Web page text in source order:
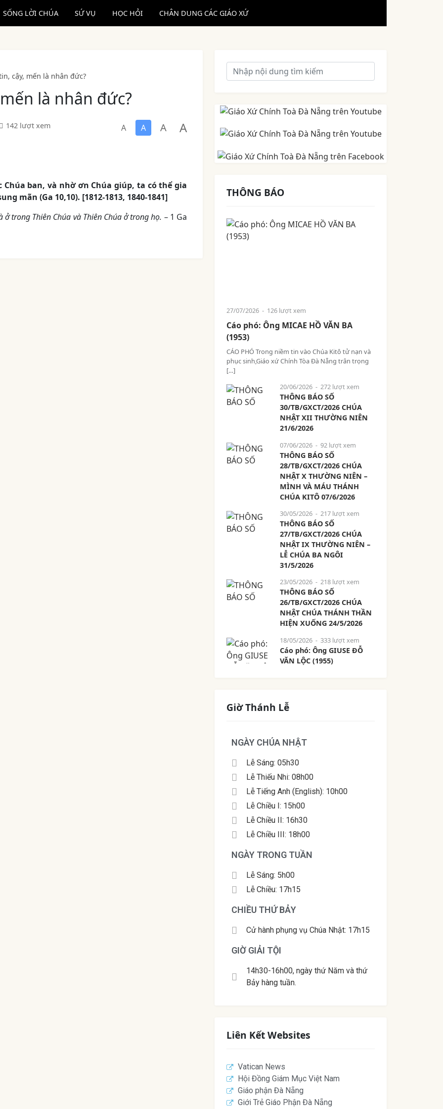
SỐNG LỜI CHÚA SỨ VỤ HỌC HỎI CHÂN DUNG CÁC GIÁO XỨ
cậy, mến là nhân đức?
là nhân đức?
142 lượt xem A A A A
ban, và nhờ ơn Chúa giúp, ta có thể gia
mãn (Ga 10,10). [1812-1813, 1840-1841]
trong Thiên Chúa và Thiên Chúa ở trong họ. – 1 Ga
THÔNG BÁO
27/07/2026 - 126 lượt xem
Cáo phó: Ông MICAE HỒ VĂN BA
(1953)
CÁO PHÓ Trong niềm tin vào Chúa Kitô tử nạn và
phục sinh,Giáo xứ Chính Tòa Đà Nẵng trân trọng
[…]
20/06/2026- 272 lượt xem
THÔNG BÁO SỐ
30/TB/GXCT/2026 CHÚA
NHẬT XII THƯỜNG NIÊN
21/6/2026
07/06/2026- 92 lượt xem
THÔNG BÁO SỐ
28/TB/GXCT/2026 CHÚA
NHẬT X THƯỜNG NIÊN –
MÌNH VÀ MÁU THÁNH
CHÚA KITÔ 07/6/2026
30/05/2026- 217 lượt xem
THÔNG BÁO SỐ
27/TB/GXCT/2026 CHÚA
NHẬT IX THƯỜNG NIÊN –
LỄ CHÚA BA NGÔI
31/5/2026
23/05/2026- 218 lượt xem
THÔNG BÁO SỐ
26/TB/GXCT/2026 CHÚA
NHẬT CHÚA THÁNH THẦN
HIỆN XUỐNG 24/5/2026
18/05/2026- 333 lượt xem
Cáo phó: Ông GIUSE ĐỖ
VĂN LỘC (1955)
Giờ Thánh Lễ
NGÀY CHÚA NHẬT
Lễ Sáng: 05h30
Lễ Thiếu Nhi: 08h00
Lễ Tiếng Anh (English): 10h00
Lễ Chiều I: 15h00
Lễ Chiều II: 16h30
Lễ Chiều III: 18h00
NGÀY TRONG TUẦN
Lễ Sáng: 5h00
Lễ Chiều: 17h15
CHIỀU THỨ BẢY
Cử hành phụng vụ Chúa Nhật: 17h15
GIỜ GIẢI TỘI
14h30-16h00, ngày thứ Năm và thứ
Bảy hàng tuần.
Liên Kết Websites
Vatican News
Hội Đồng Giám Mục Việt Nam
Giáo phận Đà Nẵng
Giới Trẻ Giáo Phận Đà Nẵng